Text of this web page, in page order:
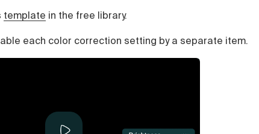
template in the free library.
each color correction setting by a separate item.